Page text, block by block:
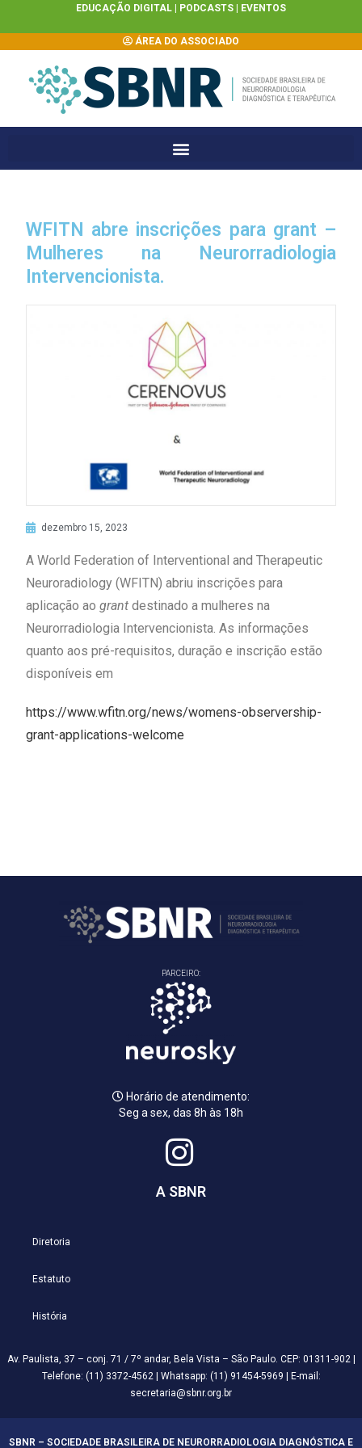
EDUCAÇÃO DIGITAL | PODCASTS EVENTOS
ÁREA DO ASSOCIADO
WFITN abre inscrições para grant –
Mulheres na Neurorradiologia
Intervencionista.
dezembro 15, 2023
A World Federation of Interventional and Therapeutic
Neuroradiology (WFITN) abriu inscrições para
aplicação aogrant destinado a mulheres na
Neurorradiologia Intervencionista. As informações
quanto aos pré-requisitos, duração e inscrição estão
disponíveis em
https://www.wfitn.org/news/womens-observership-
grant-applications-welcome
PARCEIRO:
Horário de atendimento:
Seg a sex, das 8h às 18h
A SBNR
Diretoria
Estatuto
História
Av. Paulista, 37 – conj. 71 / 7º andar, Bela Vista – São Paulo. CEP: 01311-902 |
Telefone: (11) 3372-4562 | Whatsapp: (11) 91454-5969 | E-mail:
secretaria@sbnr.org.br
SBNR – SOCIEDADE BRASILEIRA DE NEURORRADIOLOGIA DIAGNÓSTICA E